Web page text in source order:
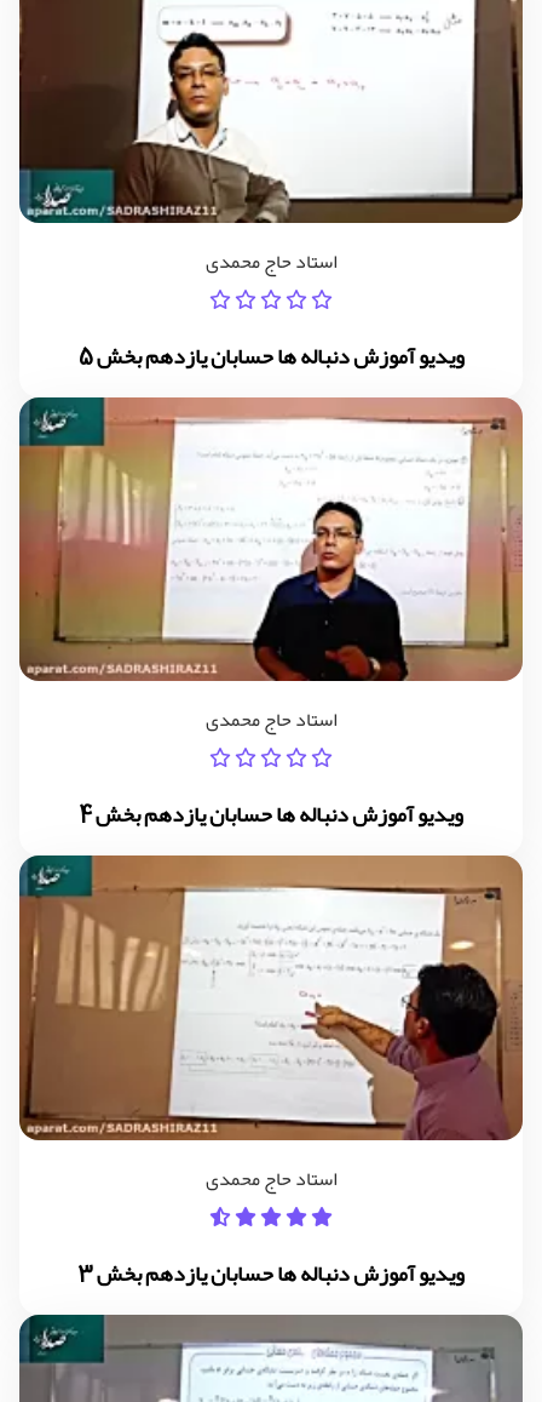
استاد حاج محمدی
ویدیو آموزش دنباله ها حسابان یازدهم بخش 5
استاد حاج محمدی
ویدیو آموزش دنباله ها حسابان یازدهم بخش 4
استاد حاج محمدی
ویدیو آموزش دنباله ها حسابان یازدهم بخش 3